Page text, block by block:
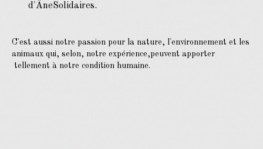
d'ÂneSolidaires.
C'est aussi notre passion pour la nature, l'environnement et les
animaux qui, selon, notre expérience,peuvent apporter
tellement à notre condition humaine.